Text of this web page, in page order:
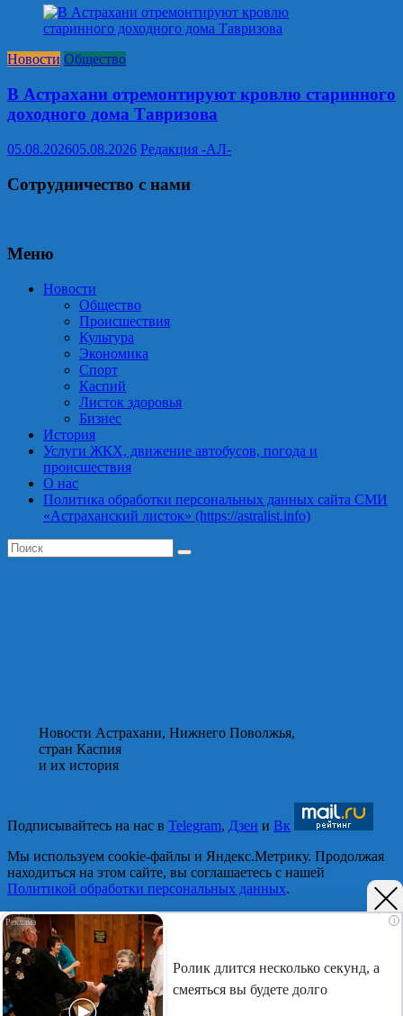
Новости Общество
В Астрахани отремонтируют кровлю старинного
доходного дома Тавризова
05.08.202605.08.2026 Редакция -АЛ-
Сотрудничество с нами
Меню
Новости
Общество
Происшествия
Культура
Экономика
Спорт
Каспий
Листок здоровья
Бизнес
История
Услуги ЖКХ, движение автобусов, погода и
происшествия
О нас
Политика обработки персональных данных сайта СМИ
«Астраханский листок» (https://astralist.info)
Новости Астрахани, Нижнего Поволжья,
стран Каспия
и их история
i
Ролик длится несколько секунд, а
смеяться вы будете долго
Подписывайтесь на нас в Telegram, Дзен и Вк
Мы используем cookie-файлы и Яндекс.Метрику. Продолжая
находиться на этом сайте, вы соглашаетесь с нашей
Политикой обработки персональных данных.
Принять
Отказаться
©Астраханский листок.
(16+) Реестровая запись Роскомнадзора ЭЛ № ФС 77 - 75401
от 12.04.2019. Главный редактор Путилина Ирина